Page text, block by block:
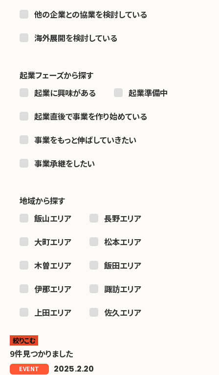
他の企業との協業を検討している
海外展開を検討している
起業フェーズから探す
起業に興味がある
起業準備中
起業直後で事業を作り始めている
事業をもっと伸ばしていきたい
事業承継をしたい
地域から探す
飯山エリア
長野エリア
大町エリア
松本エリア
木曽エリア
飯田エリア
伊那エリア
諏訪エリア
上田エリア
佐久エリア
絞りこむ
9件見つかりました
EVENT 2025.2.20